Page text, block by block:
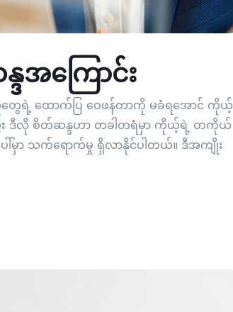
အကြောင်း
တွေရဲ့ ထောက်ပြ ဝေဖန်တာကို မခံရအောင် ကိုယ့်
ြီး ဒီလို စိတ်ဆန္ဒဟာ တခါတရံမှာ ကိုယ့်ရဲ့ တကိုယ်
ါ်မှာ သက်ရောက်မှု ရှိလာနိုင်ပါတယ်။ ဒီအကျိုး